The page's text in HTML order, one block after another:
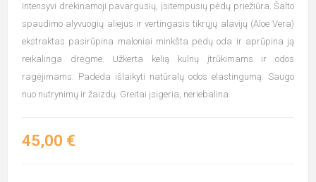
Intensyvi drėkinamoji pavargusių, įsitempusių pėdų priežiūra. Šalto
spaudimo alyvuogių aliejus ir vertingasis tikrųjų alavijų (Aloe Vera)
ekstraktas pasirūpina maloniai minkšta pėdų oda ir aprūpina ją
reikalinga drėgme. Užkerta kelią kulnų įtrūkimams ir odos
ragėjimams. Padeda išlaikyti natūralų odos elastingumą. Saugo
nuo nutrynimų ir žaizdų. Greitai įsigeria, neriebalina.
45,00 €